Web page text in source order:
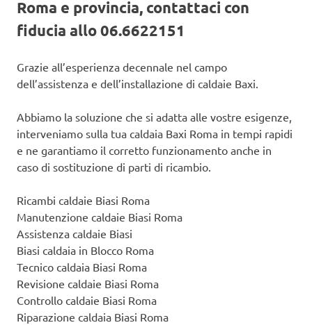
Roma e provincia, contattaci con
fiducia allo 06.6622151
Grazie all’esperienza decennale nel campo
dell’assistenza e dell’installazione di caldaie Baxi.
Abbiamo la soluzione che si adatta alle vostre esigenze,
interveniamo sulla tua caldaia Baxi Roma in tempi rapidi
e ne garantiamo il corretto funzionamento anche in
caso di sostituzione di parti di ricambio.
Ricambi caldaie Biasi Roma
Manutenzione caldaie Biasi Roma
Assistenza caldaie Biasi
Biasi caldaia in Blocco Roma
Tecnico caldaia Biasi Roma
Revisione caldaie Biasi Roma
Controllo caldaie Biasi Roma
Riparazione caldaia Biasi Roma